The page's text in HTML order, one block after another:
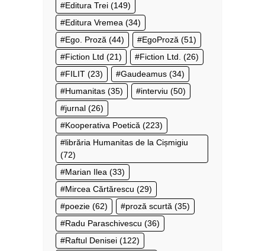
Editura Trei (149)
Editura Vremea (34)
Ego. Proză (44) EgoProză (51)
Fiction Ltd (21) Fiction Ltd. (26)
FILIT (23) Gaudeamus (34)
Humanitas (35) interviu (50)
jurnal (26)
Kooperativa Poetică (223)
librăria Humanitas de la Cișmigiu
(72)
Marian Ilea (33)
Mircea Cărtărescu (29)
poezie (62) proză scurtă (35)
Radu Paraschivescu (36)
Raftul Denisei (122)